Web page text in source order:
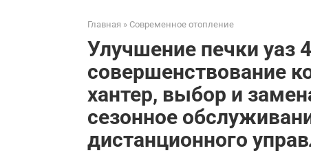
Главная » Современное отопление
Улучшение печки уаз
совершенствование
хантер, выбор и
сезонное
дистанционного